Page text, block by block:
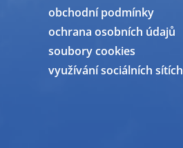
obchodní podmínky
ochrana osobních údajů
soubory cookies
využívání sociálních sítích